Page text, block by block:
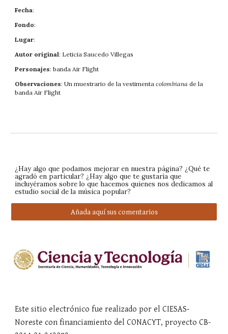
Fecha:
Fondo:
Lugar:
Autor original: Leticia Saucedo Villegas
Personajes: banda Air Flight
Observaciones: Un muestrario de la vestimenta colombiana de la
banda Air Flight
¿Hay algo que podamos mejorar en nuestra página? ¿Qué te
agradó en particular? ¿Hay algo que te gustaría que
incluyéramos sobre lo que hacemos quienes nos dedicamos al
estudio social de la música popular?
Añada aquí sus comentarios
Este sitio electrónico fue realizado por el CIESAS-
Noreste con financiamiento del CONACYT, proyecto CB-